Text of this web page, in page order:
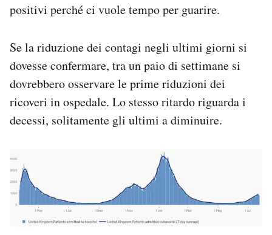
positivi perché ci vuole tempo per guarire.
Se la riduzione dei contagi negli ultimi giorni si
dovesse confermare, tra un paio di settimane si
dovrebbero osservare le prime riduzioni dei
ricoveri in ospedale. Lo stesso ritardo riguarda i
decessi, solitamente gli ultimi a diminuire.